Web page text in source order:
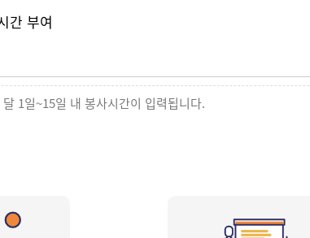
간 부여
1일~15일 내 봉사시간이 입력됩니다.